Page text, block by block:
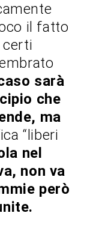
il fatto
certi
sarà
che
ma
“liberi
nel
non va
però